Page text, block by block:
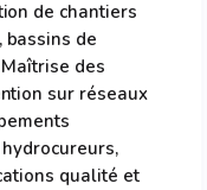
de chantiers
bassins de
des
sur réseaux
qualité et